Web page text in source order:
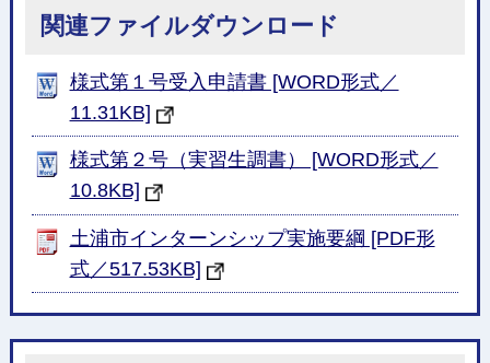
関連ファイルダウンロード
様式第１号受入申請書 [WORD形式／
11.31KB]
様式第２号（実習生調書） [WORD形式／
10.8KB]
土浦市インターンシップ実施要綱 [PDF形
式／517.53KB]